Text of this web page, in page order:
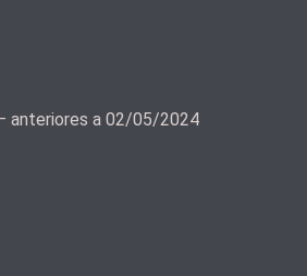
anteriores a 02/05/2024